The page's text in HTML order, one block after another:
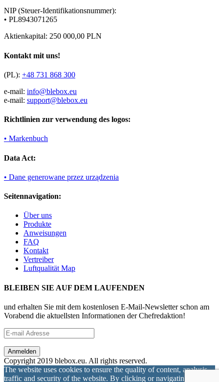
NIP (Steuer-Identifikationsnummer):
• PL8943071265
Aktienkapital: 250 000,00 PLN
Kontakt mit uns!
(PL): +48 731 868 300
e-mail: info@blebox.eu
e-mail: support@blebox.eu
Richtlinien zur verwendung des logos:
• Markenbuch
Data Act:
• Dane generowane przez urządzenia
Seitennavigation:
Über uns
Produkte
Anweisungen
FAQ
Kontakt
Vertreiber
Luftqualität Map
BLEIBEN SIE AUF DEM LAUFENDEN
und erhalten Sie mit dem kostenlosen E-Mail-Newsletter schon am
Vorabend die aktuellsten Informationen der Chefredaktion!
Copyright 2019 blebox.eu. All rights reserved.
The website uses cookies to ensure the quality of content, analysis
traffic and security of the website. By clicking or navigating on this